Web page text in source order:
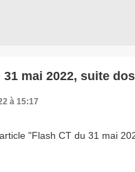
31 mai 2022, suite
à 15:17